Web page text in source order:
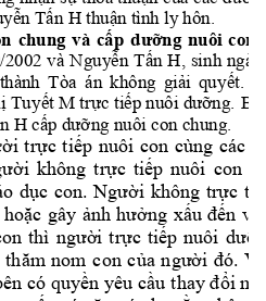
yễn Tấn H thuận tình ly hôn.
chung và cấp dưỡng nuôi con:
2002 và Nguyễn Tấn H, sinh ngà
thành Tòa án không giải quyết.
Tuyết M trực tiếp nuôi dưỡng. Bà
H cấp dưỡng nuôi con chung.
trực tiếp nuôi con cùng các
không trực tiếp nuôi con
dục con. Người không trực
hoặc gây ảnh hưởng xấu đến v
thì người trực tiếp nuôi d
thăm nom con của người đó.
có quyền yêu cầu thay đổi